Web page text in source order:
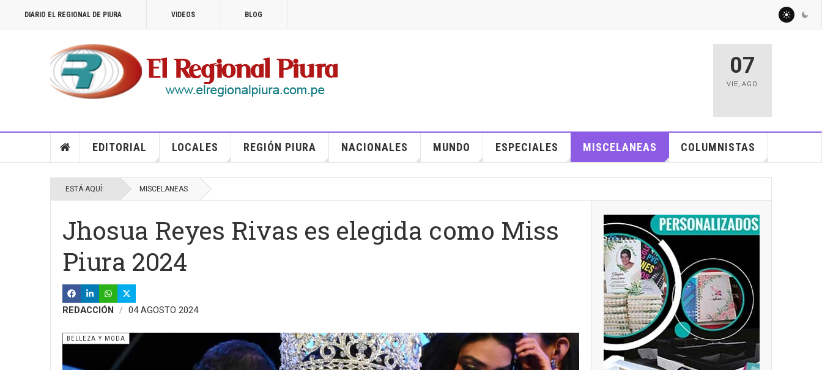
DIARIO EL REGIONAL DE PIURA VIDEOS BLOG
07
VIE,AGO
EDITORIAL LOCALES REGIÓN PIURA NACIONALES MUNDO ESPECIALES MISCELANEAS COLUMNISTAS
ESTÁ AQUÍ: MISCELANEAS
Jhosua Reyes Rivas es elegida como Miss
Piura 2024
REDACCIÓN 04 AGOSTO 2024
BELLEZA Y MODA